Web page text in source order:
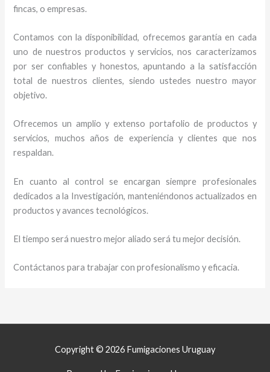
fincas, o empresas.
Contamos con la disponibilidad, ofrecemos garantía en cada
uno de nuestros productos y servicios, nos caracterizamos
por ser confiables y honestos, apuntando a la satisfacción
total de nuestros clientes, siendo ustedes nuestro mayor
objetivo.
Ofrecemos un amplio y extenso portafolio de productos y
servicios, muchos años de experiencia y clientes que nos
respaldan.
En cuanto al control se encargan siempre profesionales
dedicados a la Investigación, manteniéndonos actualizados en
productos y avances tecnológicos.
El tiempo será nuestro mejor aliado será tu mejor decisión.
Contáctanos para trabajar con profesionalismo y eficacia.
Copyright © 2026 Fumigaciones Uruguay